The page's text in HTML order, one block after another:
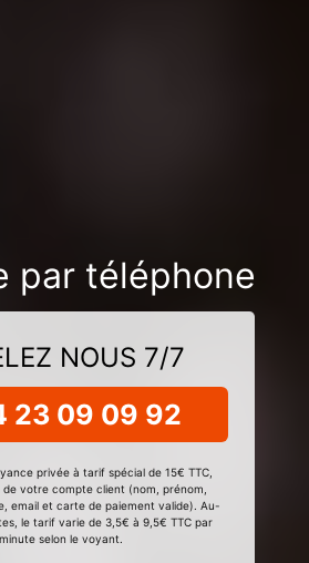
par téléphone
NOUS 7/7
23 09 09 92
privée à tarif spécial de 15€ TTC,
votre compte client (nom, prénom,
email et carte de paiement valide). Au-
le tarif varie de 3,5€ à 9,5€ TTC par
minute selon le voyant.